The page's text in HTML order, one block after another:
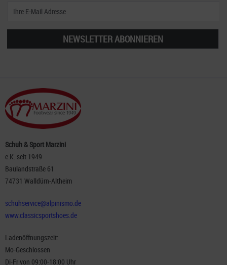
NEWSLETTER ABONNIEREN
Schuh & Sport Marzini
e.K. seit 1949
Baulandstraße 61
74731 Walldürn-Altheim
schuhservice@alpinismo.de
www.classicsportshoes.de
Ladenöffnungszeit:
Mo-Geschlossen
Di-Fr von 09:00-18:00 Uhr